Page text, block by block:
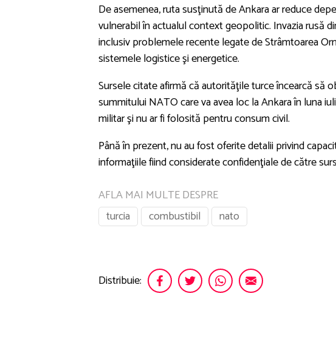
De asemenea, ruta susţinută de Ankara ar reduce
vulnerabil în actualul context geopolitic. Invazia rusă
inclusiv problemele recente legate de Strâmtoarea
sistemele logistice şi energetice.
Sursele citate afirmă că autorităţile turce încearcă să
summitului NATO care va avea loc la Ankara în luna
militar şi nu ar fi folosită pentru consum civil.
Până în prezent, nu au fost oferite detalii privind
informaţiile fiind considerate confidenţiale de către
AFLA MAI MULTE DESPRE
turcia
combustibil nato
Distribuie: